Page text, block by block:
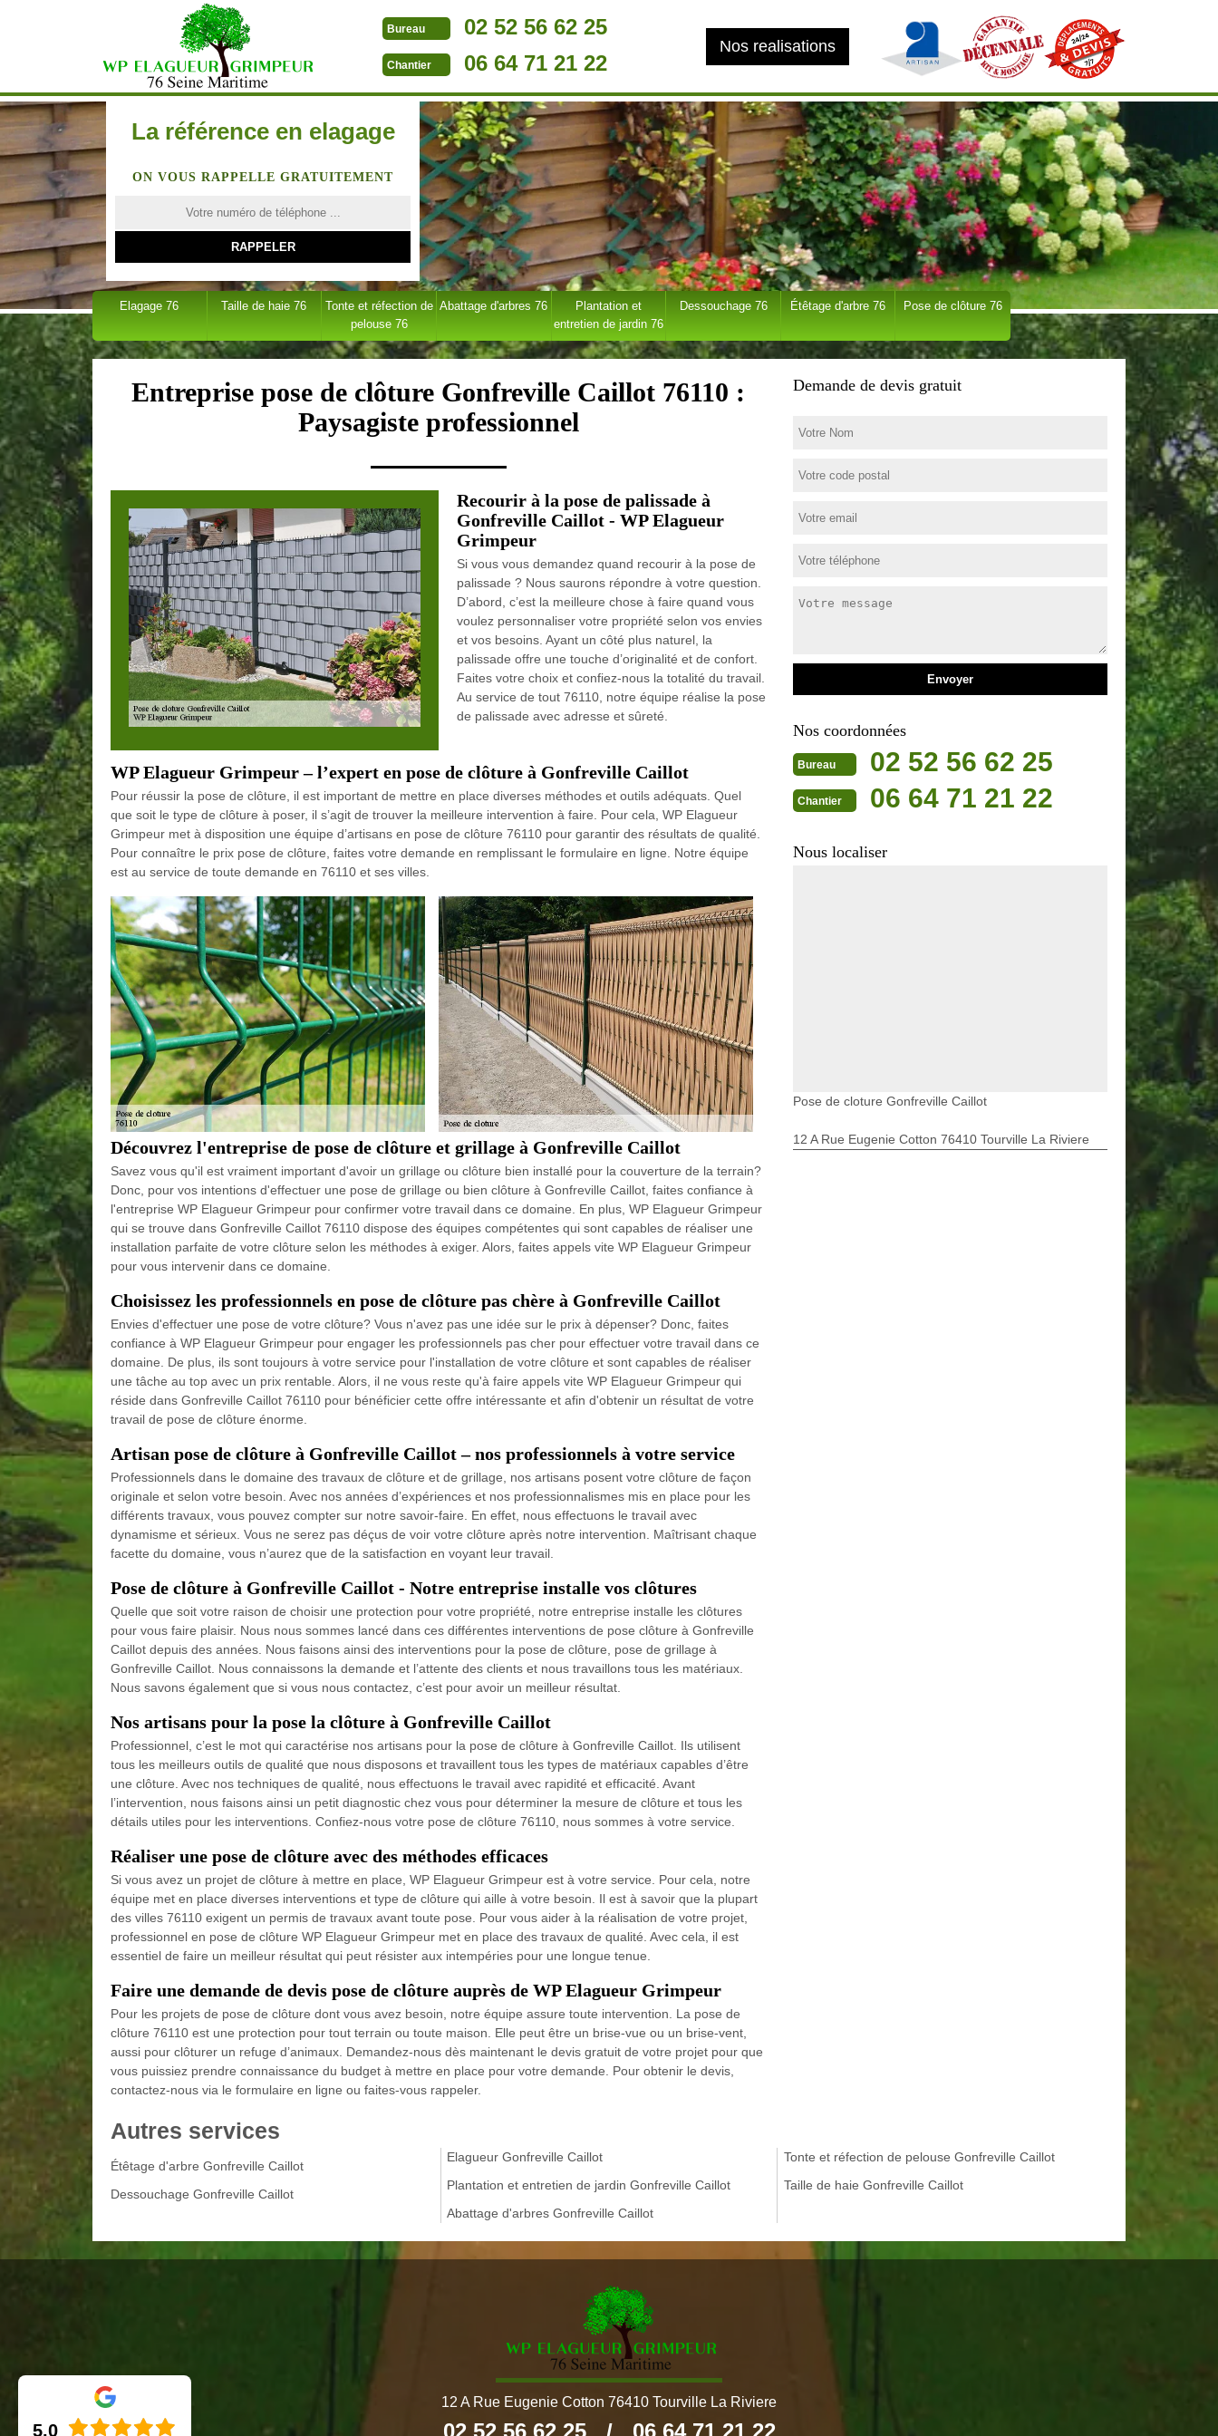
Bureau 02 52 56 62 25
Chantier 06 64 71 21 22
Nos realisations
La référence en elagage
ON VOUS RAPPELLE GRATUITEMENT
Elagage 76 Taille de haie 76
Tonte et réfection de
pelouse 76
Abattage d'arbres 76
Plantation et
entretien de jardin 76
Dessouchage 76 Étêtage d'arbre 76 Pose de clôture 76
Entreprise pose de clôture Gonfreville Caillot 76110 :
Paysagiste professionnel
Recourir à la pose de palissade à
Gonfreville Caillot - WP Elagueur
Grimpeur
Si vous vous demandez quand recourir à la pose de
palissade ? Nous saurons répondre à votre question.
D’abord, c’est la meilleure chose à faire quand vous
voulez personnaliser votre propriété selon vos envies
et vos besoins. Ayant un côté plus naturel, la
palissade offre une touche d’originalité et de confort.
Faites votre choix et confiez-nous la totalité du travail.
Au service de tout 76110, notre équipe réalise la pose
de palissade avec adresse et sûreté.
WP Elagueur Grimpeur – l’expert en pose de clôture à Gonfreville Caillot
Pour réussir la pose de clôture, il est important de mettre en place diverses méthodes et outils adéquats. Quel
que soit le type de clôture à poser, il s’agit de trouver la meilleure intervention à faire. Pour cela, WP Elagueur
Grimpeur met à disposition une équipe d’artisans en pose de clôture 76110 pour garantir des résultats de qualité.
Pour connaître le prix pose de clôture, faites votre demande en remplissant le formulaire en ligne. Notre équipe
est au service de toute demande en 76110 et ses villes.
Découvrez l'entreprise de pose de clôture et grillage à Gonfreville Caillot
Savez vous qu'il est vraiment important d'avoir un grillage ou clôture bien installé pour la couverture de la terrain?
Donc, pour vos intentions d'effectuer une pose de grillage ou bien clôture à Gonfreville Caillot, faites confiance à
l'entreprise WP Elagueur Grimpeur pour confirmer votre travail dans ce domaine. En plus, WP Elagueur Grimpeur
qui se trouve dans Gonfreville Caillot 76110 dispose des équipes compétentes qui sont capables de réaliser une
installation parfaite de votre clôture selon les méthodes à exiger. Alors, faites appels vite WP Elagueur Grimpeur
pour vous intervenir dans ce domaine.
Choisissez les professionnels en pose de clôture pas chère à Gonfreville Caillot
Envies d'effectuer une pose de votre clôture? Vous n'avez pas une idée sur le prix à dépenser? Donc, faites
confiance à WP Elagueur Grimpeur pour engager les professionnels pas cher pour effectuer votre travail dans ce
domaine. De plus, ils sont toujours à votre service pour l'installation de votre clôture et sont capables de réaliser
une tâche au top avec un prix rentable. Alors, il ne vous reste qu'à faire appels vite WP Elagueur Grimpeur qui
réside dans Gonfreville Caillot 76110 pour bénéficier cette offre intéressante et afin d'obtenir un résultat de votre
travail de pose de clôture énorme.
Artisan pose de clôture à Gonfreville Caillot – nos professionnels à votre service
Professionnels dans le domaine des travaux de clôture et de grillage, nos artisans posent votre clôture de façon
originale et selon votre besoin. Avec nos années d’expériences et nos professionnalismes mis en place pour les
différents travaux, vous pouvez compter sur notre savoir-faire. En effet, nous effectuons le travail avec
dynamisme et sérieux. Vous ne serez pas déçus de voir votre clôture après notre intervention. Maîtrisant chaque
facette du domaine, vous n’aurez que de la satisfaction en voyant leur travail.
Pose de clôture à Gonfreville Caillot - Notre entreprise installe vos clôtures
Quelle que soit votre raison de choisir une protection pour votre propriété, notre entreprise installe les clôtures
pour vous faire plaisir. Nous nous sommes lancé dans ces différentes interventions de pose clôture à Gonfreville
Caillot depuis des années. Nous faisons ainsi des interventions pour la pose de clôture, pose de grillage à
Gonfreville Caillot. Nous connaissons la demande et l’attente des clients et nous travaillons tous les matériaux.
Nous savons également que si vous nous contactez, c’est pour avoir un meilleur résultat.
Nos artisans pour la pose la clôture à Gonfreville Caillot
Professionnel, c’est le mot qui caractérise nos artisans pour la pose de clôture à Gonfreville Caillot. Ils utilisent
tous les meilleurs outils de qualité que nous disposons et travaillent tous les types de matériaux capables d’être
une clôture. Avec nos techniques de qualité, nous effectuons le travail avec rapidité et efficacité. Avant
l’intervention, nous faisons ainsi un petit diagnostic chez vous pour déterminer la mesure de clôture et tous les
détails utiles pour les interventions. Confiez-nous votre pose de clôture 76110, nous sommes à votre service.
Réaliser une pose de clôture avec des méthodes efficaces
Si vous avez un projet de clôture à mettre en place, WP Elagueur Grimpeur est à votre service. Pour cela, notre
équipe met en place diverses interventions et type de clôture qui aille à votre besoin. Il est à savoir que la plupart
des villes 76110 exigent un permis de travaux avant toute pose. Pour vous aider à la réalisation de votre projet,
professionnel en pose de clôture WP Elagueur Grimpeur met en place des travaux de qualité. Avec cela, il est
essentiel de faire un meilleur résultat qui peut résister aux intempéries pour une longue tenue.
Faire une demande de devis pose de clôture auprès de WP Elagueur Grimpeur
Pour les projets de pose de clôture dont vous avez besoin, notre équipe assure toute intervention. La pose de
clôture 76110 est une protection pour tout terrain ou toute maison. Elle peut être un brise-vue ou un brise-vent,
aussi pour clôturer un refuge d’animaux. Demandez-nous dès maintenant le devis gratuit de votre projet pour que
vous puissiez prendre connaissance du budget à mettre en place pour votre demande. Pour obtenir le devis,
contactez-nous via le formulaire en ligne ou faites-vous rappeler.
Demande de devis gratuit
Nos coordonnées
Bureau 02 52 56 62 25
Chantier 06 64 71 21 22
Nous localiser
Pose de cloture Gonfreville Caillot
12 A Rue Eugenie Cotton 76410 Tourville La Riviere
Autres services
Étêtage d'arbre Gonfreville Caillot
Dessouchage Gonfreville Caillot
Elagueur Gonfreville Caillot
Plantation et entretien de jardin Gonfreville Caillot
Abattage d'arbres Gonfreville Caillot
Tonte et réfection de pelouse Gonfreville Caillot
Taille de haie Gonfreville Caillot
12 A Rue Eugenie Cotton 76410 Tourville La Riviere
5.0